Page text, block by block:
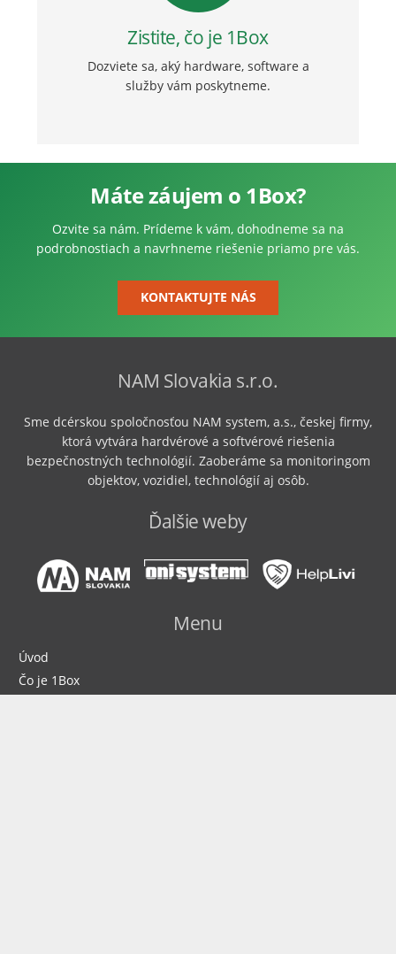
Zistite, čo je 1Box
Dozviete sa, aký hardware, software a
služby vám poskytneme.
Máte záujem o 1Box?
Ozvite sa nám. Prídeme k vám, dohodneme sa na
podrobnostiach a navrhneme riešenie priamo pre vás.
KONTAKTUJTE NÁS
NAM Slovakia s.r.o.
Sme dcérskou spoločnosťou NAM system, a.s., českej firmy,
ktorá vytvára hardvérové ​​a softvérové ​​riešenia
bezpečnostných technológií. Zaoberáme sa monitoringom
objektov, vozidiel, technológií aj osôb.
Ďalšie weby
Menu
Úvod
Čo je 1Box